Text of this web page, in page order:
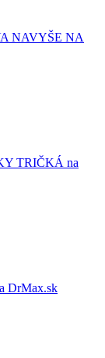
NAVYŠE NA
TRIČKÁ na
DrMax.sk